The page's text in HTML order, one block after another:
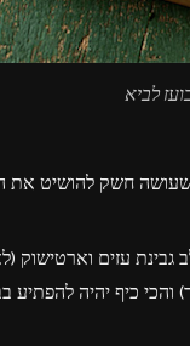
לביא
חשק להושיט את
עזים וארטישוק
והכי כיף יהיה